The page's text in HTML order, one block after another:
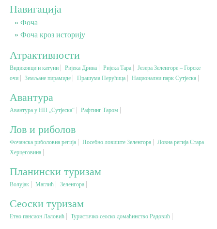
Планински туризам
Бањски туризам
Вјерски туризам
Авантура
Еко туризам
Гастрономија
Лов и риболов
Навигација
Фоча
Фоча кроз историју
Атрактивности
Видиковци и катуни Ријека Дрина Ријека Тара
Језера Зеленгоре – Горске
очи
Земљане пирамиде Прашума Перућица Национални парк Сутјеска
Авантура
Авантура у НП „Сутјеска“ Рафтинг Таром
Лов и риболов
Фочанска риболовна регија Посебно ловиште Зеленгора
Ловна регија Стара
Херцеговина
Планински туризам
Волујак Mаглић Зеленгора
Сеоски туризам
Етно пансион Лаловић Туристичко сеоско домаћинство Радовић